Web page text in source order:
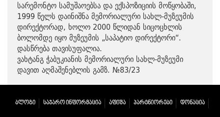
სარემონტო სამუშაოებსა და ექსპოზიციის მოწყობაში,
1999 წელს დაინიშნა მემორიალური სახლ-მუზეუმის
დირექტორად, ხოლო 2000 წლიდან სიცოცხლის
ბოლომდე იყო მუზეუმის „საპატიო დირექტორი“.
დასწრება თავისუფალია.
ვახტანგ ჭაბუკიანის მემორიალური სახლ-მუზეუმი
დავით აღმაშენებლის გამზ. №83/23
ᲑᲚᲝᲒᲘ ᲡᲐᲯᲐᲠᲝ ᲘᲜᲤᲝᲠᲛᲐᲪᲘᲐ ᲐᲤᲘᲨᲐ ᲞᲐᲠᲢᲜᲘᲝᲠᲔᲑᲘ ᲓᲝᲜᲐᲪᲘᲐ